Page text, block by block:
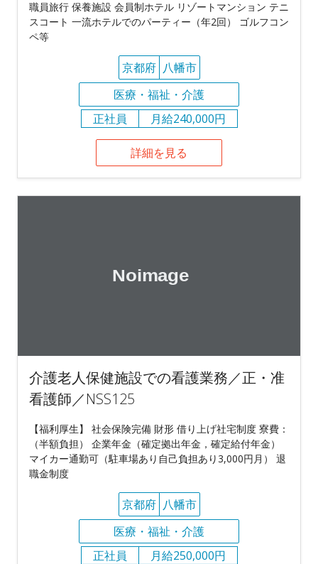
職員旅行 保養施設 会員制ホテル リゾートマンション テニ
スコート 一流ホテルでのパーティー（年2回） ゴルフコン
ペ等
京都府 八幡市
医療・福祉・介護
正社員
月給240,000円
詳細を見る
介護老人保健施設での看護業務／正・准
看護師／NSS125
【福利厚生】 社会保険完備 財形 借り上げ社宅制度 寮費：
（半額負担） 企業年金（確定拠出年金，確定給付年金）
マイカー通勤可（駐車場あり自己負担あり3,000円月） 退
職金制度
京都府 八幡市
医療・福祉・介護
正社員
月給250,000円